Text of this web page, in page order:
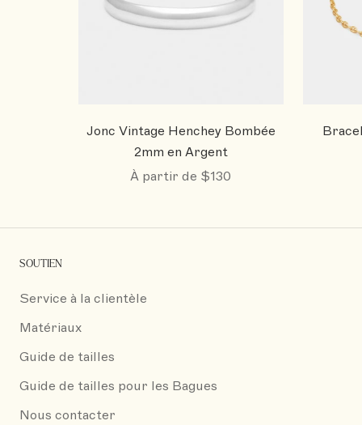
Jonc Vintage Henchey Bombée
2mm en Argent
À partir de $130
SOUTIEN
Service à la clientèle
Matériaux
Guide de tailles
Guide de tailles pour les Bagues
Nous contacter